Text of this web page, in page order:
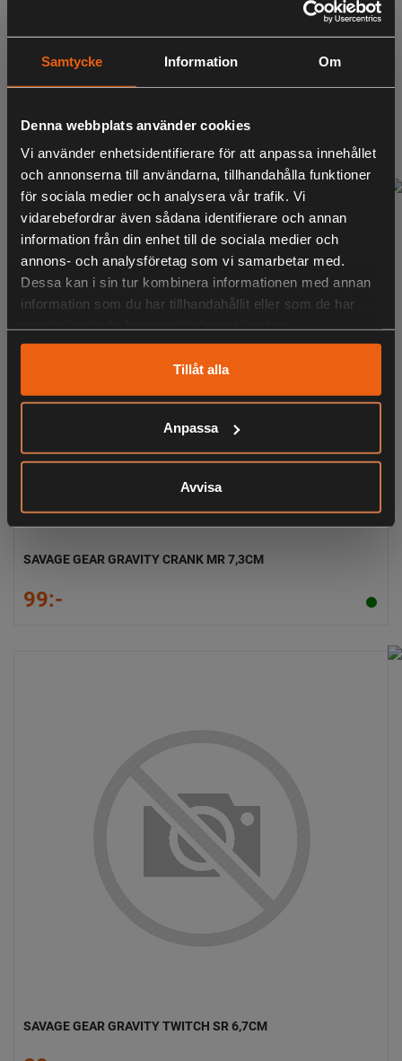
Samtycke Information Om
Denna webbplats använder cookies
Vi använder enhetsidentifierare för att anpassa innehållet
och annonserna till användarna, tillhandahålla funktioner
för sociala medier och analysera vår trafik. Vi
vidarebefordrar även sådana identifierare och annan
information från din enhet till de sociala medier och
annons- och analysföretag som vi samarbetar med.
Dessa kan i sin tur kombinera informationen med annan
information som du har tillhandahållit eller som de har
Tillåt alla
Anpassa
Avvisa
SAVAGE GEAR GRAVITY CRANK MR 5,8CM
99:-
SAVAGE GEAR GRAVITY CRANK MR 7,3CM
99:-
SAVAGE GEAR GRAVITY TWITCH SR 6,7CM